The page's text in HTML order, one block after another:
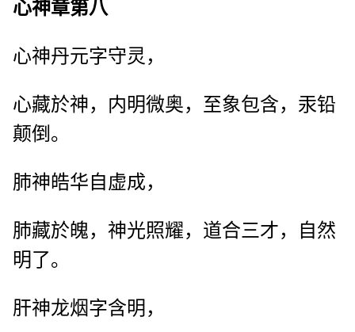
心神章第八
心神丹元字守灵，
心藏於神，内明微奥，至象包含，汞铅
颠倒。
肺神皓华自虚成，
肺藏於魄，神光照耀，道合三才，自然
明了。
肝神龙烟字含明，